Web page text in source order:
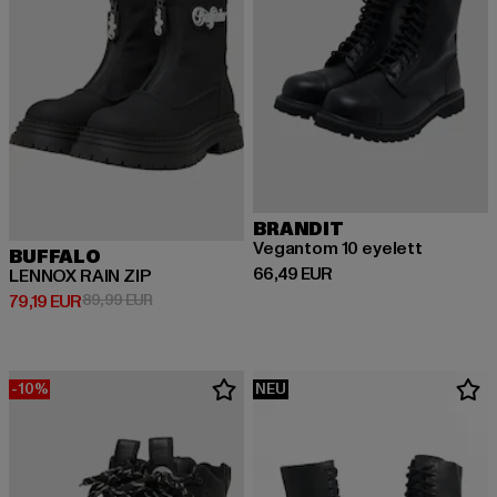
BUFFALO
LENNOX RAIN ZIP
79,19 EUR
Derzeitiger Preis: 79,19 EUR
89,99 EURAktionspreis: 89,99 EUR
BRANDIT
Vegantom 10 eyelett
66,49 EUR
Derzeitiger Preis: 66,49 EUR
-10% NEU